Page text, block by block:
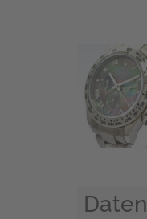
Daten